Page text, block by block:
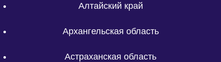
Алтайский край
Архангельская область
Астраханская область